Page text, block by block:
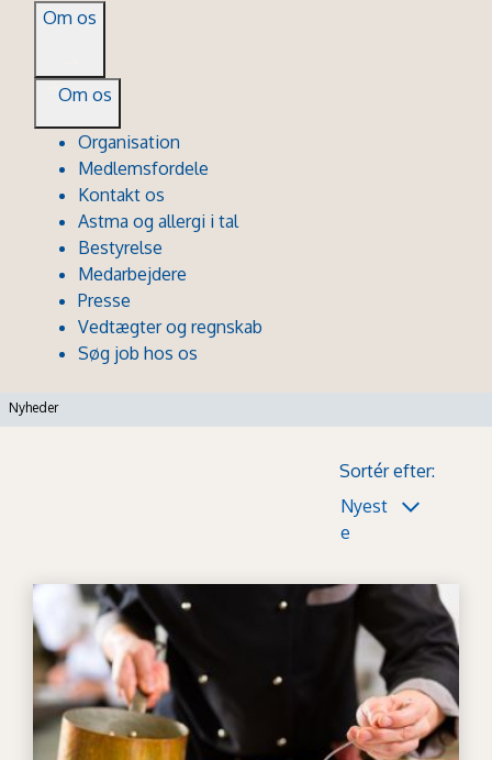
Om os
Om os
Organisation
Medlemsfordele
Kontakt os
Astma og allergi i tal
Bestyrelse
Medarbejdere
Presse
Vedtægter og regnskab
Søg job hos os
Nyheder
Sortér efter:
Nyest
e